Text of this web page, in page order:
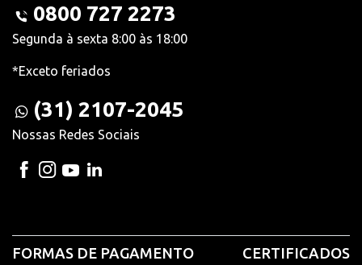
0800 727 2273
Segunda à sexta 8:00 às 18:00
*Exceto feriados
(31) 2107-2045
Nossas Redes Sociais
FORMAS DE PAGAMENTO CERTIFICADOS